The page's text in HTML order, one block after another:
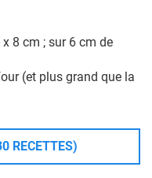
8 cm ; sur 6 cm de
(et plus grand que la
RECETTES)